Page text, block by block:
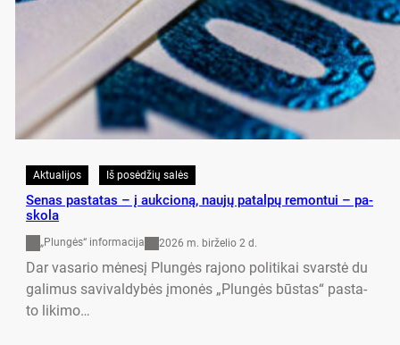
Aktualijos Iš posėdžių salės
Se­nas pa­sta­tas – į auk­cio­ną, nau­jų pa­tal­pų re­mon­tui – pa­
sko­la
„Plungės“ informacija 2026 m. birželio 2 d.
Dar va­sa­rio mė­ne­sį Plun­gės ra­jo­no po­li­ti­kai svars­tė du
ga­li­mus sa­vi­val­dy­bės įmo­nės „Plun­gės būs­tas“ pa­sta­
to li­ki­mo…